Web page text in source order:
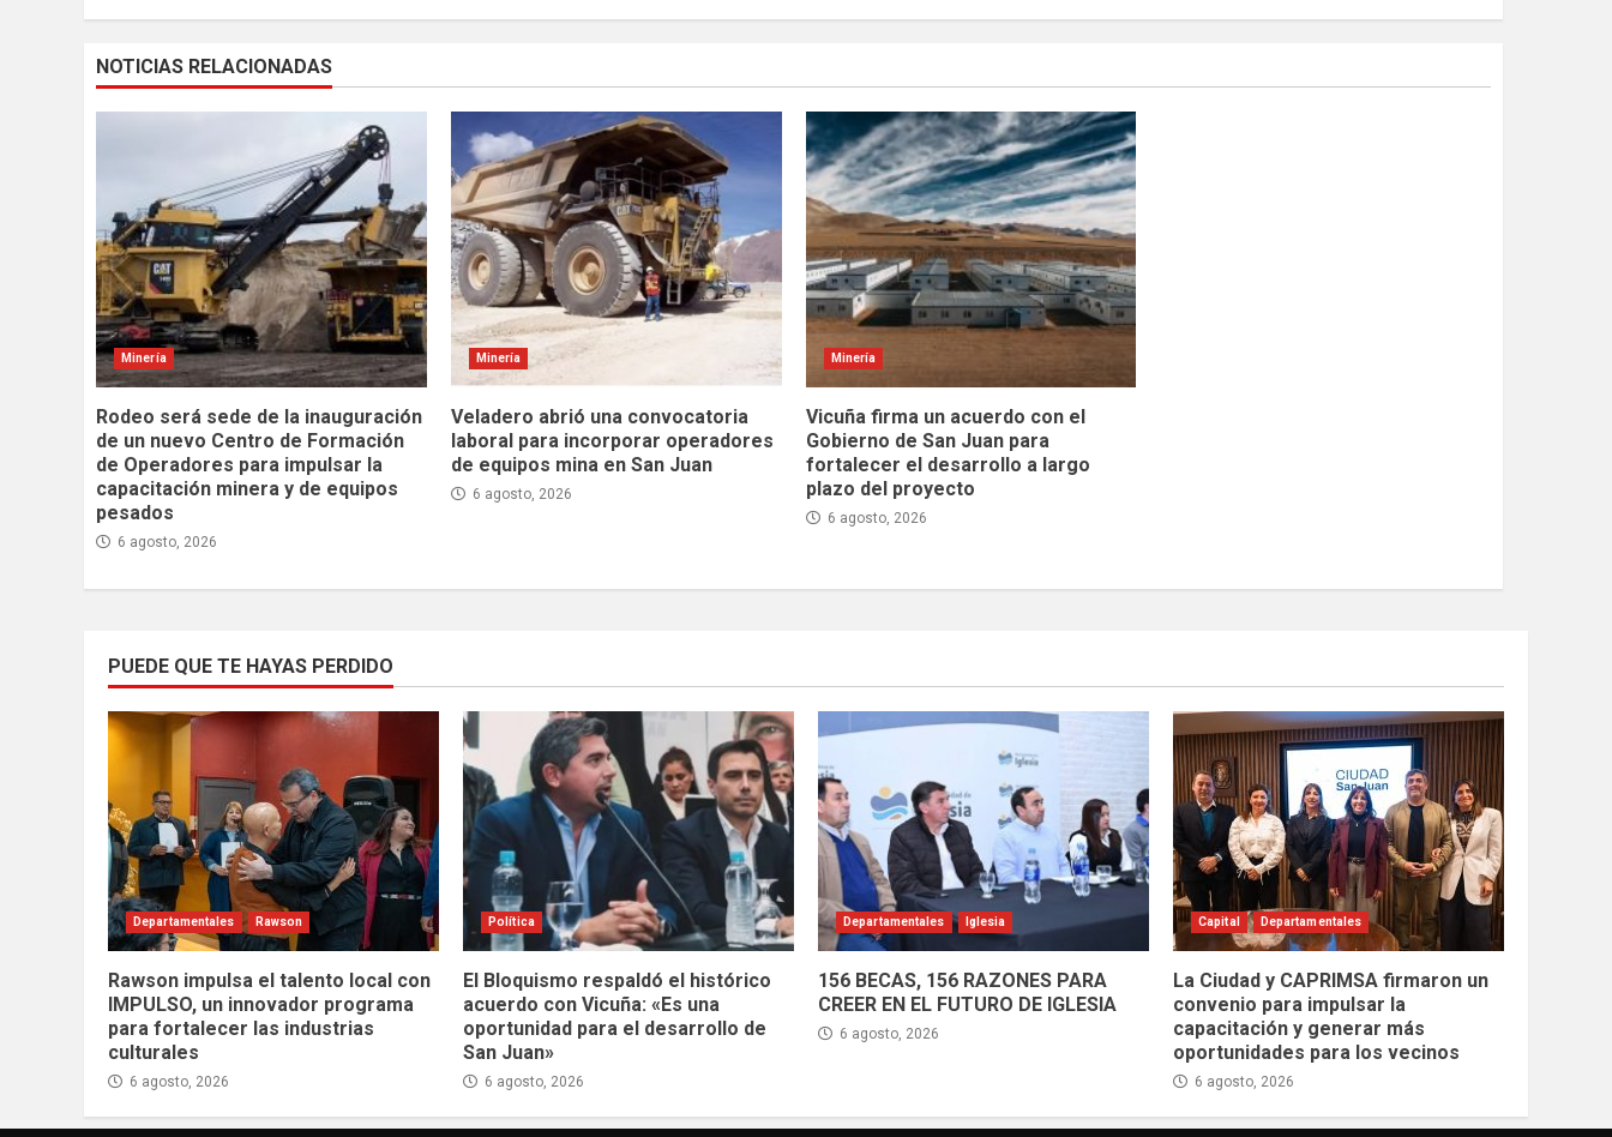
NOTICIAS RELACIONADAS
Minería
Rodeo será sede de la inauguración
de un nuevo Centro de Formación
de Operadores para impulsar la
capacitación minera y de equipos
pesados
6 agosto, 2026
Minería
Veladero abrió una convocatoria
laboral para incorporar operadores
de equipos mina en San Juan
6 agosto, 2026
Minería
Vicuña firma un acuerdo con el
Gobierno de San Juan para
fortalecer el desarrollo a largo
plazo del proyecto
6 agosto, 2026
PUEDE QUE TE HAYAS PERDIDO
Departamentales Rawson
Rawson impulsa el talento local con
IMPULSO, un innovador programa
para fortalecer las industrias
culturales
6 agosto, 2026
Política
El Bloquismo respaldó el histórico
acuerdo con Vicuña: «Es una
oportunidad para el desarrollo de
San Juan»
6 agosto, 2026
Departamentales Iglesia
156 BECAS, 156 RAZONES PARA
CREER EN EL FUTURO DE IGLESIA
6 agosto, 2026
Capital Departamentales
La Ciudad y CAPRIMSA firmaron un
convenio para impulsar la
capacitación y generar más
oportunidades para los vecinos
6 agosto, 2026